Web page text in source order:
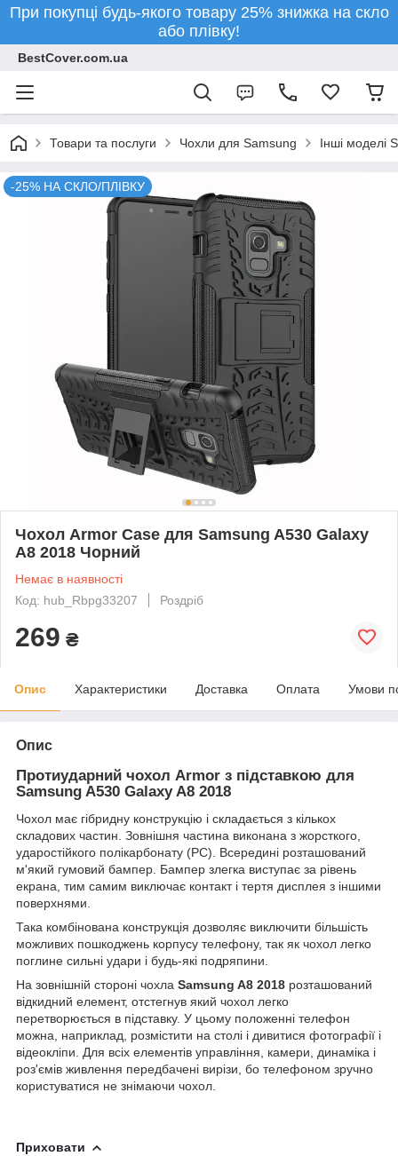
При покупці будь-якого товару 25% знижка на скло
або плівку!
BestCover.com.ua
Товари та послуги Чохли для Samsung Інші моделі
-25% НА СКЛО/ПЛІВКУ
Чохол Armor Case для Samsung A530 Galaxy
A8 2018 Чорний
Немає в наявності
Код: hub_Rbpg33207
Роздріб
269 ₴
Опис Характеристики Доставка Оплата Умови
Опис
Протиударний чохол Armor з підставкою для
Samsung A530 Galaxy A8 2018
Чохол має гібридну конструкцію і складається з кількох
складових частин. Зовнішня частина виконана з жорсткого,
ударостійкого полікарбонату (PC). Всередині розташований
м'який гумовий бампер. Бампер злегка виступає за рівень
екрана, тим самим виключає контакт і тертя дисплея з іншими
поверхнями.
Така комбінована конструкція дозволяє виключити більшість
можливих пошкоджень корпусу телефону, так як чохол легко
поглине сильні удари і будь-які подряпини.
На зовнішній стороні чохла Samsung A8 2018 розташований
відкидний елемент, отстегнув який чохол легко
перетворюється в підставку. У цьому положенні телефон
можна, наприклад, розмістити на столі і дивитися фотографії і
відеокліпи. Для всіх елементів управління, камери, динаміка і
роз'ємів живлення передбачені вирізи, бо телефоном зручно
користуватися не знімаючи чохол.
Приховати